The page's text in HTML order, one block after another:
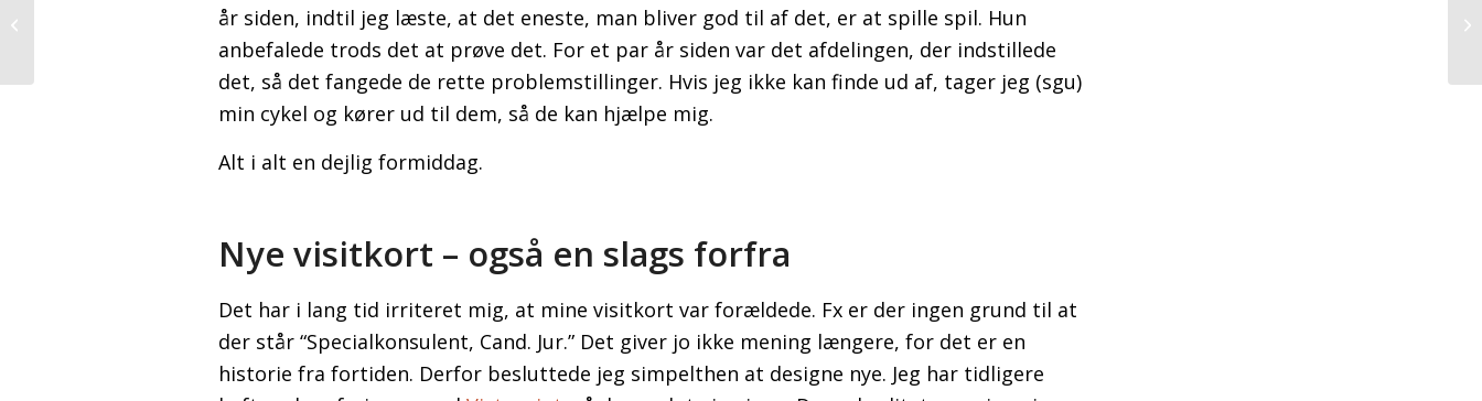
år siden, indtil jeg læste, at det eneste, man bliver god til af det, er at spille spil. Hun
anbefalede trods det at prøve det. For et par år siden var det afdelingen, der indstillede
det, så det fangede de rette problemstillinger. Hvis jeg ikke kan finde ud af, tager jeg (sgu)
min cykel og kører ud til dem, så de kan hjælpe mig.
Alt i alt en dejlig formiddag.
Nye visitkort – også en slags forfra
Det har i lang tid irriteret mig, at mine visitkort var forældede. Fx er der ingen grund til at
der står “Specialkonsulent, Cand. Jur.” Det giver jo ikke mening længere, for det er en
historie fra fortiden. Derfor besluttede jeg simpelthen at designe nye. Jeg har tidligere